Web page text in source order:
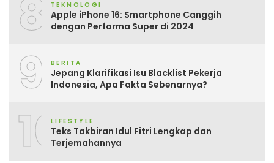
8 TEKNOLOGI
Apple iPhone 16: Smartphone Canggih
dengan Performa Super di 2024
9 BERITA
Jepang Klarifikasi Isu Blacklist Pekerja
Indonesia, Apa Fakta Sebenarnya?
10LIFESTYLE
Teks Takbiran Idul Fitri Lengkap dan
Terjemahannya